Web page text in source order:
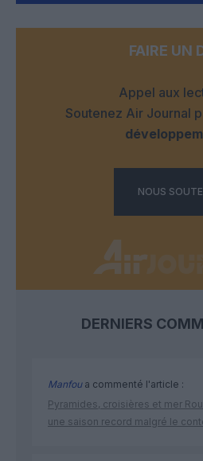
FAIRE UN
Appel aux
Soutenez Air Journal
NOUS
DERNIERS
Manfoua commenté l'article :
Pyramides, croisières et mer
une saison record malgré le